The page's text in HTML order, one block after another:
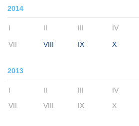
2014
I II III IV
VII VIII IX X
2013
I II III IV
VII
VIII IX X